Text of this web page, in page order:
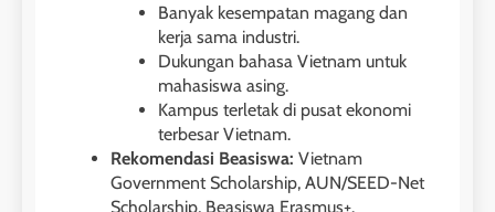
Banyak kesempatan magang dan
kerja sama industri.
Dukungan bahasa Vietnam untuk
mahasiswa asing.
Kampus terletak di pusat ekonomi
terbesar Vietnam.
Rekomendasi Beasiswa: Vietnam
Government Scholarship, AUN/SEED-Net
Scholarship, Beasiswa Erasmus+.